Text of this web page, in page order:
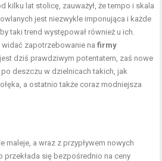
kilku lat stolicę, zauważył, że tempo i skala
jest niezwykle imponująca i każde
taki trend występował również u ich.
widać zapotrzebowanie nafirmy
jest dziś prawdziwym potentatem, zaś nowe
deszczu w dzielnicach takich, jak
a ostatnio także coraz modniejsza
maleje, a wraz z przypływem nowych
przekłada się bezpośrednio na ceny